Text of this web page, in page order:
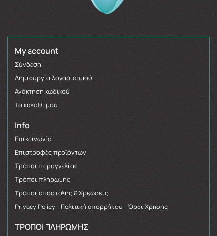
My account
Σύνδεση
Δημιουργία λογαριασμού
Ανάκτηση κωδικού
Το καλάθι μου
Info
Επικοινωνία
Επιστροφές προϊόντων
Τρόποι παραγγελίας
Τρόποι πληρωμής
Τρόποι αποστολής & Χρεώσεις
Privacy Policy - Πολιτική απορρήτου - Όροι Χρήσης
ΤΡΌΠΟΙ ΠΛΗΡΩΜΉΣ